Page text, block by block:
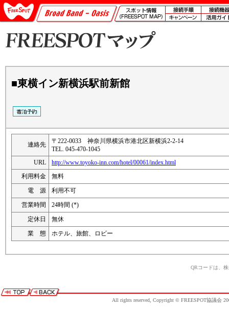
■東横イン新横浜駅前新館
連絡先
〒222-0033 神奈川県横浜市港北区新横浜2-2-14
TEL. 045-470-1045
URL
http://www.toyoko-inn.com/hotel/00061/index.html
利用料金
無料
電 源
利用不可
営業時間
24時間 (*)
定休日
無休
業 態
ホテル、旅館、ロビー
QRコードは、
All rights reserved, Copyright © FREESPOT協議会